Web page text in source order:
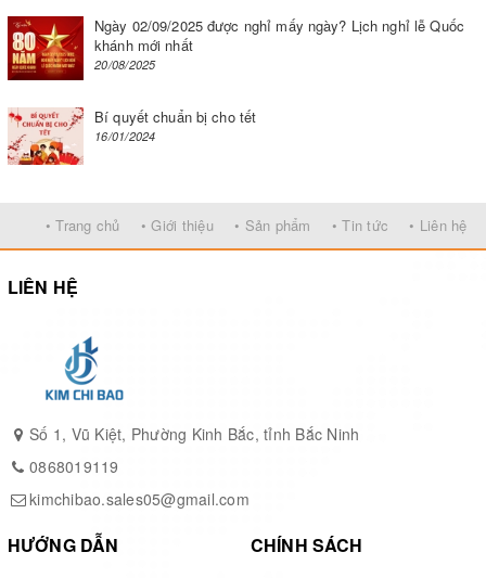
LƯU Ý: Bao bì hút chân không KHÔNG thay thế cho việc
làm lạnh hoặc đông lạnh. Bất kỳ thực phẩm dễ hỏng nào
đông lạnh sau khi đóng gói chân không.
Ngày 02/09/2025 được nghỉ mấy ngày? Lịch nghỉ lễ Quốc
khánh mới nhất
20/08/2025
Bí quyết chuẩn bị cho tết
16/01/2024
• Trang chủ • Giới thiệu • Sản phẩm • Tin tức • Liên hệ
LIÊN HỆ
Số 1, Vũ Kiệt, Phường Kinh Bắc, tỉnh Bắc Ninh
0868019119
kimchibao.sales05@gmail.com
HƯỚNG DẪN CHÍNH SÁCH